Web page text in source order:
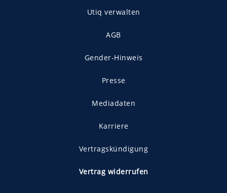
Utiq verwalten
AGB
Gender-Hinweis
Presse
Mediadaten
Karriere
Vertragskündigung
Vertrag widerrufen